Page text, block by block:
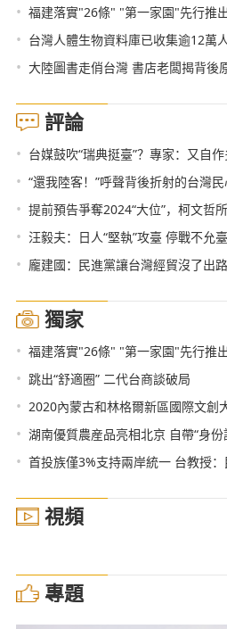
• 福建落實"26條" "第一家園"先行推
• 台灣人體生物資料庫已收集逾12萬
• 大陸圖書走俏台灣 書店老闆揭背後
評論
• 台媒鼓吹“瑞典挺臺”？專家：又自
• “還我陸客！”呼聲背後折射的台灣
• 提前預告爭奪2024“大位”，柯文哲
• 汪毅夫：日人“堅執”攻臺 停戰不允
• 龐建國：民進黨讓台灣經貿沒了出
獨家
• 福建落實"26條" "第一家園"先行推
• 跳出“舒適圈” 二代台商談破局
• 2020內蒙古和林格爾新區國際文創
• 湖南優質農産品亮相北京 自帶“身份
• 首投族僅3%支持兩岸統一 台教授：
視頻
專題